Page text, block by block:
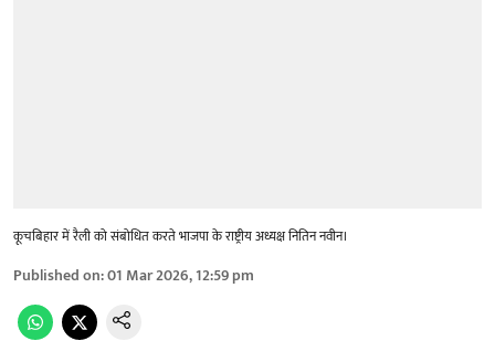
कूचबिहार में रैली को संबोधित करते भाजपा के राष्ट्रीय अध्यक्ष नितिन नवीन।
Published on:01 Mar 2026, 12:59 pm